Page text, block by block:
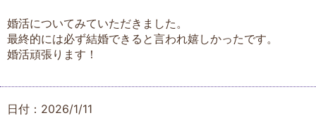
婚活についてみていただきました。
最終的には必ず結婚できると言われ嬉しかったです。
婚活頑張ります！
日付：2026/1/11